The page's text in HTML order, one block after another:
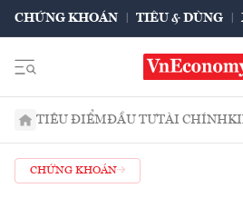
CHỨNG KHOÁN TIÊU & DÙNG
TIÊU ĐIỂMĐẦU TƯTÀI CHÍNH
CHỨNG KHOÁN